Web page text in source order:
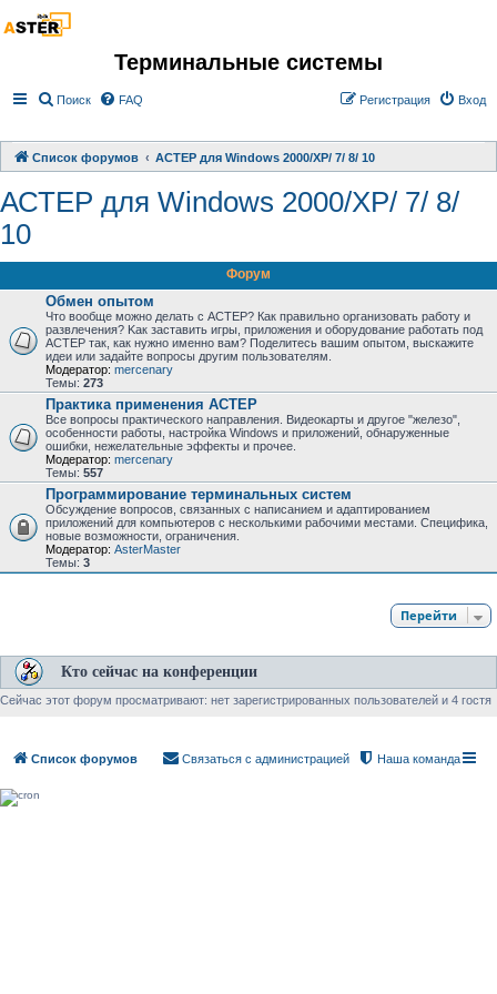
Терминальные системы
Поиск FAQ Вход
Регистрация
Список форумов АСТЕР для Windows 2000/XP/ 7/ 8/ 10
АСТЕР для Windows 2000/XP/ 7/ 8/
10
Форум
Обмен опытом
Что вообще можно делать с АСТЕР? Как правильно организовать работу и
развлечения? Kак заставить игры, приложения и оборудование работать под
АСТЕР так, как нужно именно вам? Поделитесь вашим опытом, выскажите
идеи или задайте вопросы другим пользователям.
Модератор: mercenary
Темы: 273
Практика применения АСТЕР
Все вопросы практического направления. Видеокарты и другое "железо",
особенности работы, настройка Windows и приложений, обнаруженные
ошибки, нежелательные эффекты и прочее.
Модератор: mercenary
Темы: 557
Программирование терминальных систем
Обсуждение вопросов, связанных с написанием и адаптированием
приложений для компьютеров с несколькими рабочими местами. Специфика,
новые возможности, ограничения.
Модератор: AsterMaster
Темы: 3
Перейти
Кто сейчас на конференции
Сейчас этот форум просматривают: нет зарегистрированных пользователей и 4 гостя
Список форумов Наша команда
Связаться с администрацией